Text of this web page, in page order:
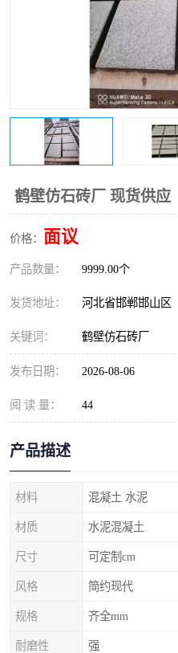
鹤壁仿石砖厂 现货供应
价格： 面议
产品数量： 9999.00个
发货地址： 河北省邯郸邯山区
关键词： 鹤壁仿石砖厂
发布日期： 2026-08-06
阅 读 量： 44
产品描述
材料 混凝土 水泥
材质 水泥混凝土
尺寸 可定制cm
风格 简约现代
规格 齐全mm
耐磨性 强